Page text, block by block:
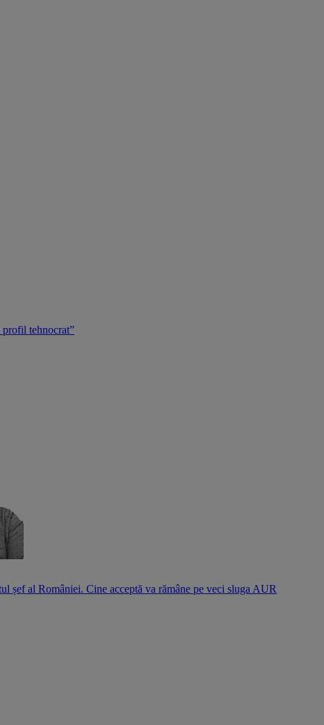
profil tehnocrat”
șef al României. Cine acceptă va rămâne pe veci sluga AUR